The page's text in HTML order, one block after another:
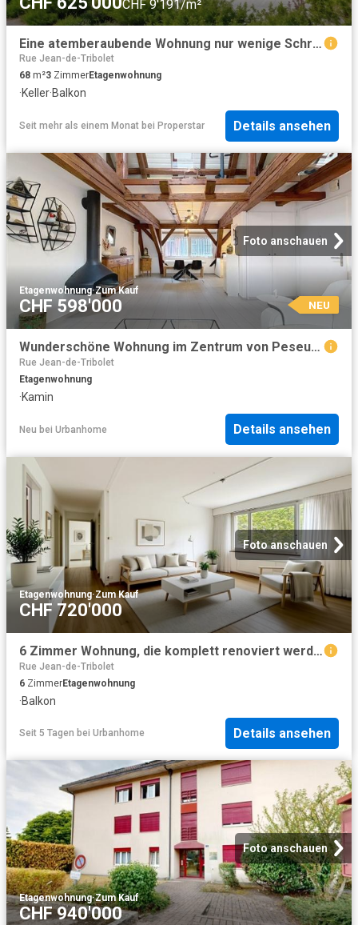
CHF 9'191/m²
Eine atemberaubende Wohnung nur wenige Schritte vom Bieselsee entfernt!
Rue Jean-de-Tribolet
68 m²3 ZimmerEtagenwohnung
·Keller·Balkon
Seit mehr als einem Monat bei Properstar Details ansehen
Foto anschauen
Etagenwohnung·Zum Kauf
CHF 598'000 NEU
Wunderschöne Wohnung im Zentrum von Peseux. Ruhig, friedlich, nur wenige Schritte von den öffentlichen Verkehrsmitteln, Schulen und Geschäften entfernt
Rue Jean-de-Tribolet
Etagenwohnung
·Kamin
Neu bei Urbanhome Details ansehen
Foto anschauen
Etagenwohnung·Zum Kauf
CHF 720'000
6 Zimmer Wohnung, die komplett renoviert werden muss
Rue Jean-de-Tribolet
6 ZimmerEtagenwohnung
·Balkon
Seit 5 Tagen bei Urbanhome Details ansehen
Foto anschauen
Etagenwohnung·Zum Kauf
CHF 940'000